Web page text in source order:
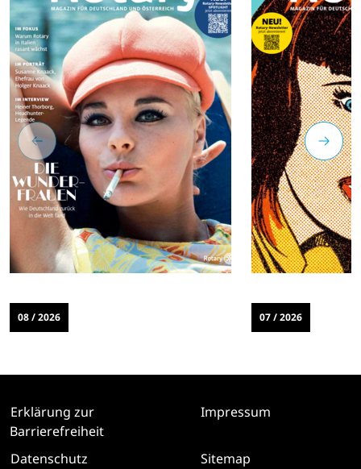
08 / 2026 07 / 2026
Erklärung zur
Barrierefreiheit
Impressum
Datenschutz
Sitemap